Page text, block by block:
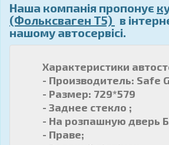
Наша компанія пропонує
(Фольксваген Т5) в
нашому автосервісі.
Характеристики
- Производитель: Safe
- Размер: 729*579
- Заднее стекло ;
- На розпашную дверь
- Праве;